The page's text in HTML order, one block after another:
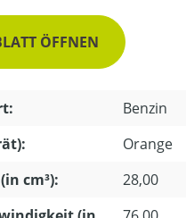
ÖFFNEN
Benzin
Orange
cm³):
28,00